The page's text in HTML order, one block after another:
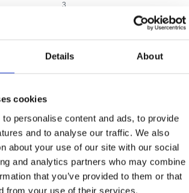
Details About
cookies
personalise content and ads, to provide
and to analyse our traffic. We also
about your use of our site with our social
and analytics partners who may combine
that you’ve provided to them or that
from your use of their services.
3
Internetanschluss